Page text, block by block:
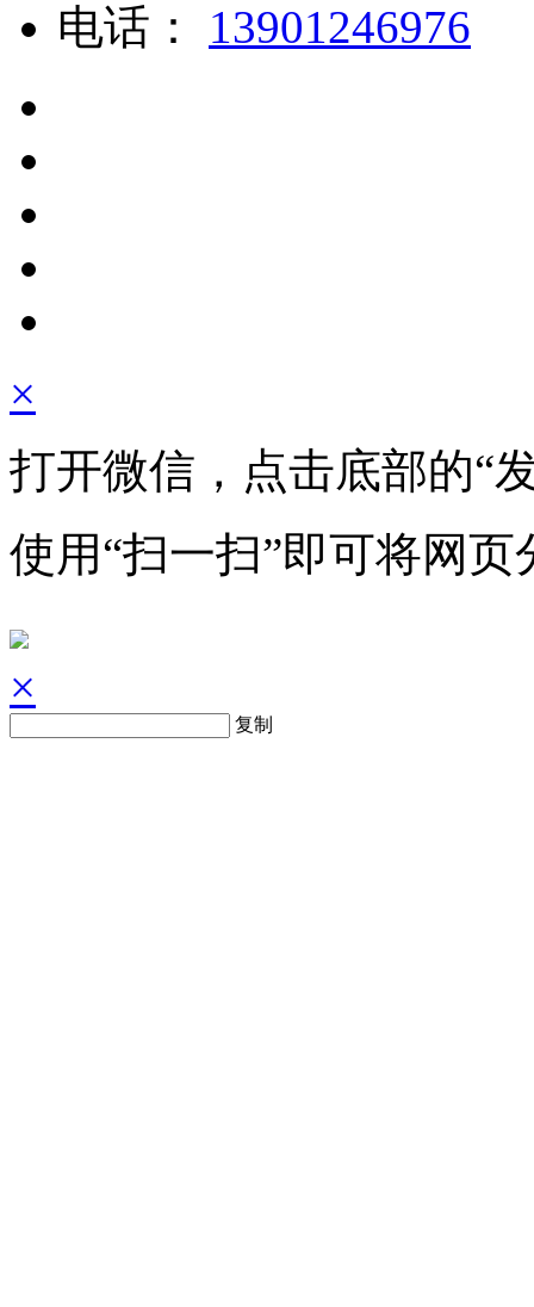
电话：
13901246976
×
打开微信，点击底部的“
使用“扫一扫”即可将网
×
复制